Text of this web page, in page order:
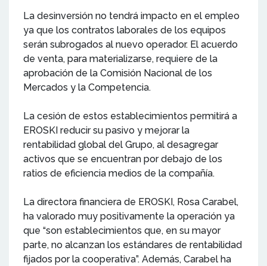
La desinversión no tendrá impacto en el empleo
ya que los contratos laborales de los equipos
serán subrogados al nuevo operador. El acuerdo
de venta, para materializarse, requiere de la
aprobación de la Comisión Nacional de los
Mercados y la Competencia.
La cesión de estos establecimientos permitirá a
EROSKI reducir su pasivo y mejorar la
rentabilidad global del Grupo, al desagregar
activos que se encuentran por debajo de los
ratios de eficiencia medios de la compañía.
La directora financiera de EROSKI, Rosa Carabel,
ha valorado muy positivamente la operación ya
que “son establecimientos que, en su mayor
parte, no alcanzan los estándares de rentabilidad
fijados por la cooperativa”. Además, Carabel ha